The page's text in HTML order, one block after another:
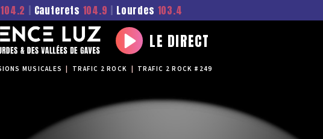
104.2 | Cauterets 104.9 | Lourdes 103.4
Play
LE DIRECT
MUSICALES | TRAFIC 2 ROCK | TRAFIC 2 ROCK #249